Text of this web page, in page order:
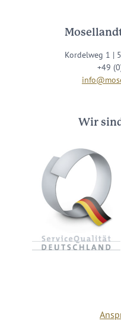
Kordelweg 1 |
+49
Wir